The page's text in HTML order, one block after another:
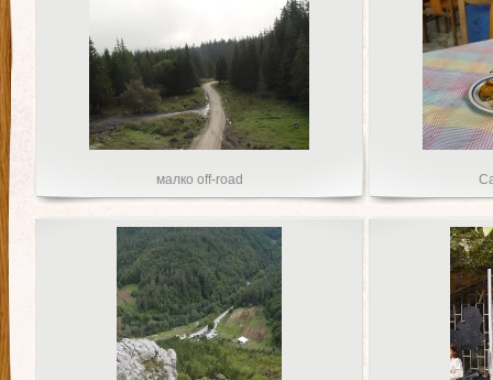
малко off-road